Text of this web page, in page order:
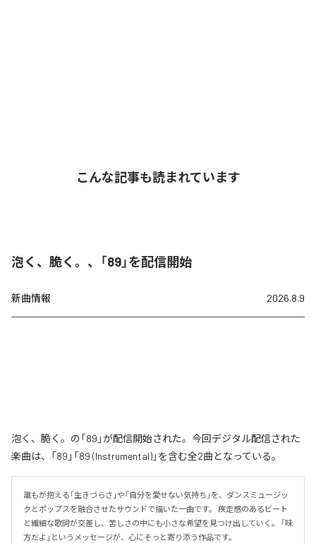
こんな記事も読まれています
泡く、脆く。、「89」を配信開始
新曲情報 2026.8.9
泡く、脆く。の「89」が配信開始された。今回デジタル配信された
楽曲は、「89」「89 (Instrumental)」を含む全2曲となっている。
誰もが抱える「生きづらさ」や「自分を愛せない気持ち」を、ダンスミュージッ
クとポップスを融合させたサウンドで描いた一曲です。 疾走感のあるビート
と繊細な歌詞が交差し、苦しさの中にも小さな希望を見つけ出していく。 「味
方だよ」というメッセージが、心にそっと寄り添う作品です。